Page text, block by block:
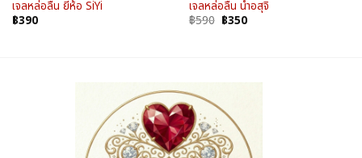
เจลหล่อลื่น ยี่ห้อ SiYi
฿390
เจลหล่อลื่น น้ำอสุจิ
฿590 Original
price
฿350Current